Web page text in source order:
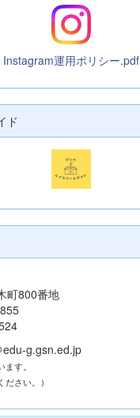
Instagram運用ポリシー.pdf
ド
町800番地
g.gsn.ed.jp
ます。
さい。）